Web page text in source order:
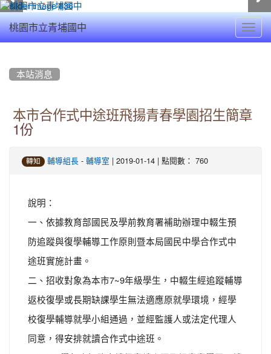
桃園市立青埔國中
本站消息
本市合作式中途班飛揚青春學園招生簡章
1份
轉知 輔導組長 - 輔導室 | 2019-01-14 | 點閱數： 760
說明：
一、依據教育部國民及學前教育署補助辦理中輟生預
防追蹤與復學輔導工作原則暨本局國民中學合作式中
途班實施計畫。
二、招收對象為本市7~9年級學生，中輟生經追蹤輔導
返校復學或長期缺課學生無法適應原就學環境，經學
校復學輔導就學小組通過，並經監護人或法定代理人
同意，得安排就讀合作式中途班。